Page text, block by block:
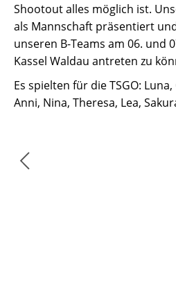
Shootout alles möglich ist.
als Mannschaft präsentiert
unseren B-Teams am 06. und
Kassel Waldau antreten zu
Es spielten für die TSGO:
Anni, Nina, Theresa, Lea,